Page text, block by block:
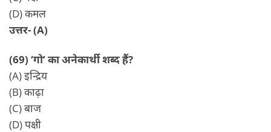
(D) कमल
उत्तर- (A)
(69) ‘गो’ का अनेकार्थी शब्द हैं?
(A) इन्द्रिय
(B) काढ़ा
(C) बाज
(D) पक्षी